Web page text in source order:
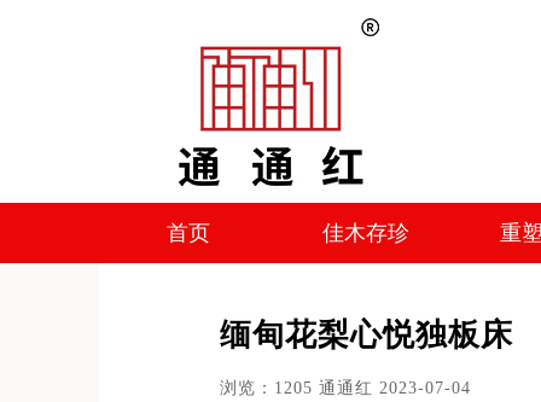
首页
首页
佳木存珍
佳木存珍
重
缅甸花梨心悦独板床
浏览： 1205 通通红 2023-07-04